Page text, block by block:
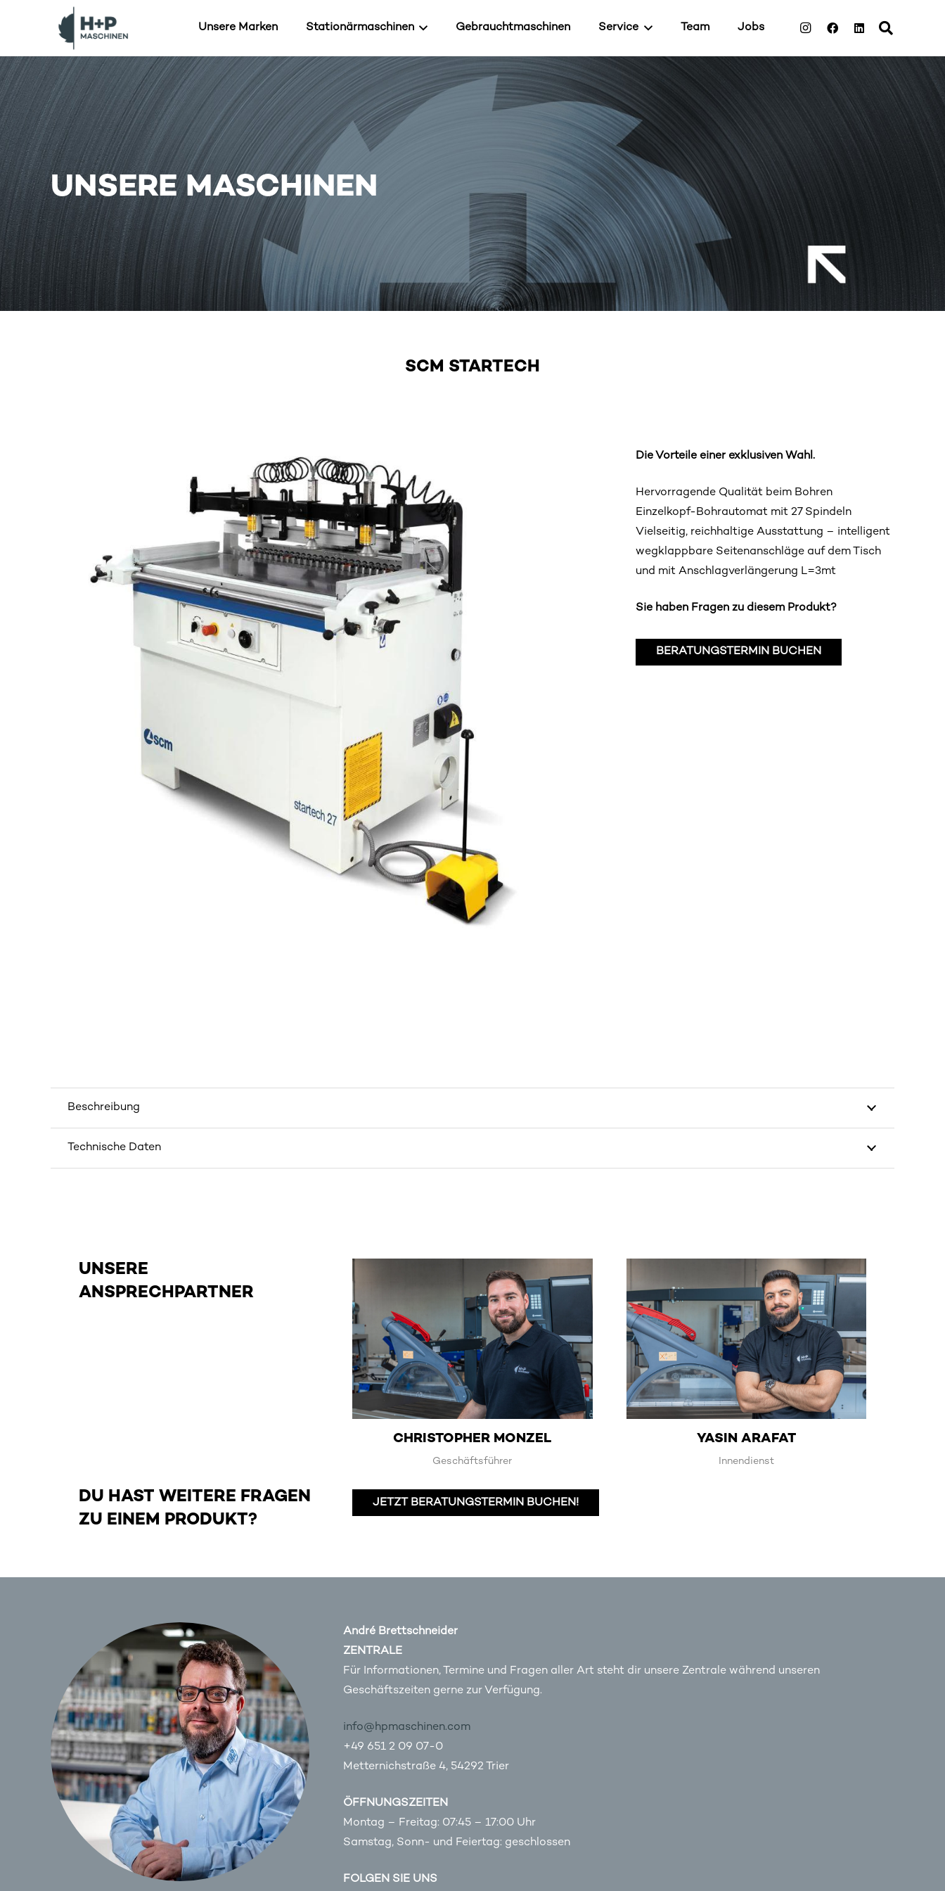
Unsere Marken Stationärmaschinen Gebrauchtmaschinen Service Team Jobs
UNSERE MASCHINEN
SCM STARTECH
Die Vorteile einer exklusiven Wahl.
Hervorragende Qualität beim Bohren
Einzelkopf-Bohrautomat mit 27 Spindeln
Vielseitig, reichhaltige Ausstattung – intelligent
wegklappbare Seitenanschläge auf dem Tisch
und mit Anschlagverlängerung L=3mt
Sie haben Fragen zu diesem Produkt?
BERATUNGSTERMIN BUCHEN
Beschreibung
Technische Daten
UNSERE
ANSPRECHPARTNER
CHRISTOPHER MONZEL
Geschäftsführer
YASIN ARAFAT
Innendienst
DU HAST WEITERE FRAGEN
ZU EINEM PRODUKT?
JETZT BERATUNGSTERMIN BUCHEN!
André Brettschneider
ZENTRALE
Für Informationen, Termine und Fragen aller Art steht dir unsere Zentrale während unseren
Geschäftszeiten gerne zur Verfügung.
info@hpmaschinen.com
+49 651 2 09 07-0
Metternichstraße 4, 54292 Trier
ÖFFNUNGSZEITEN
Montag – Freitag: 07:45 – 17:00 Uhr
Samstag, Sonn- und Feiertag: geschlossen
FOLGEN SIE UNS